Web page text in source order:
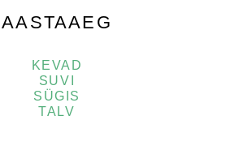
AASTAAEG
KEVAD
SUVI
SÜGIS
TALV